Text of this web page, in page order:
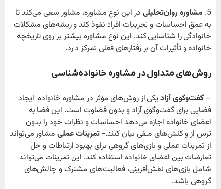
5. مشاوره روان‌تحلیلی در این نوع مشاوره، مشاور سعی می‌کند تا
به عمق احساسات و تجربیات افراد نفوذ کند و ریشه‌های مشکلات
خانوادگی را شناسایی کند. این نوع مشاوره بیشتر بر روی تاریخچه
خانواده و تأثیرات آن بر رفتارهای فعلی تمرکز دارد.
روش‌های متداول در مشاوره خانواده‌شناسی
– گفت‌وگوی آزادیکی از روش‌های مؤثر در مشاوره خانواده، ایجاد
فضایی برای گفت‌وگوی آزاد و بدون قضاوت است. این فضا به
اعضای خانواده اجازه می‌دهد احساسات و نظرات خود را بدون
ترس از واکنش‌های منفی بیان کنند.- تمرینات عملی مشاور می‌تواند
از تمرینات عملی و بازی‌های گروهی برای بهبود ارتباطات و حل
تعارضات بین اعضای خانواده استفاده کند. این تمرینات می‌تواند
شامل بازی‌های نقش‌آفرینی، فعالیت‌های مشترک و چالش‌های
گروهی باشد.